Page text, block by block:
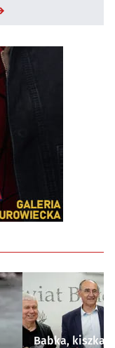
Babka, kiszka i